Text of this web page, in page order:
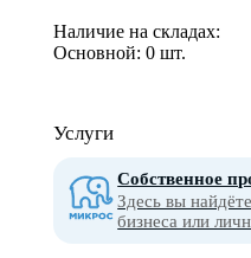
Наличие на складах:
Основной:0 шт.
Услуги
Собственное
Здесь вы
бизнеса или